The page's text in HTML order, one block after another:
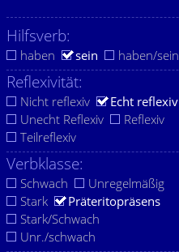
Hilfsverb:
haben sein haben/sein
Reflexivität:
Nicht reflexiv
Echt reflexiv
Unecht Reflexiv
Reflexiv
Teilreflexiv
Verbklasse:
Schwach
Unregelmäßig
Stark
Präteritopräsens
Stark/Schwach
Unr./schwach